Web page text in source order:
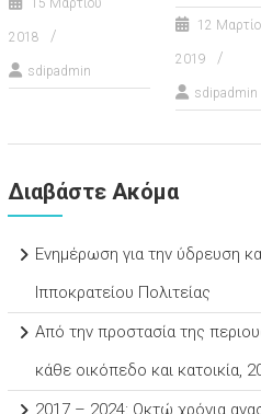
2018
sdipadmin
12
2019
sdipadmin
Διαβάστε Ακόμα
Ενημέρωση για την ύδρευση
Ιπποκρατείου Πολιτείας
Από την προστασία της
κάθε οικόπεδο και κατοικία,
2017 – 2024: Οκτώ χρόνια